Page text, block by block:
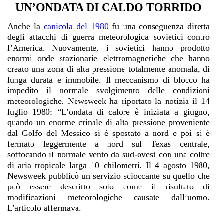
UN’ONDATA DI CALDO TORRIDO
Anche lacanicola del 1980fu una conseguenza diretta
degli attacchi di guerra meteorologica sovietici contro
l’America. Nuovamente, i sovietici hanno prodotto
enormi onde stazionarie elettromagnetiche che hanno
creato una zona di alta pressione totalmente anomala, di
lunga durata e immobile. Il meccanismo di blocco ha
impedito il normale svolgimento delle condizioni
meteorologiche. Newsweek ha riportato la notizia il 14
luglio 1980: “L’ondata di calore è iniziata a giugno,
quando un enorme crinale di alta pressione proveniente
dal Golfo del Messico si è spostato a nord e poi si è
fermato leggermente a nord sul Texas centrale,
soffocando il normale vento da sud-ovest con una coltre
di aria tropicale larga 10 chilometri. Il 4 agosto 1980,
Newsweek pubblicò un servizio scioccante su quello che
può essere descritto solo come il risultato di
modificazioni meteorologiche causate dall’uomo.
L’articolo affermava.